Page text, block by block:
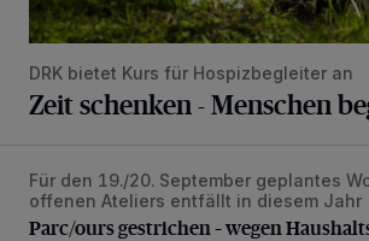
DRK bietet Kurs für Hospizbegleiter an
Zeit schenken - Menschen
Parc/ours gestrichen – wegen
Für den 19./20. September geplantes
offenen Ateliers entfällt in diesem Jahr
Parc/ours gestrichen – wegen